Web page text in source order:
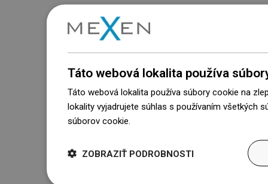
Táto webová lokalita používa
Táto webová lokalita používa súbory cookie na
lokality vyjadrujete súhlas s používaním všetkých
súborov cookie.
ZOBRAZIŤ PODROBNOSTI